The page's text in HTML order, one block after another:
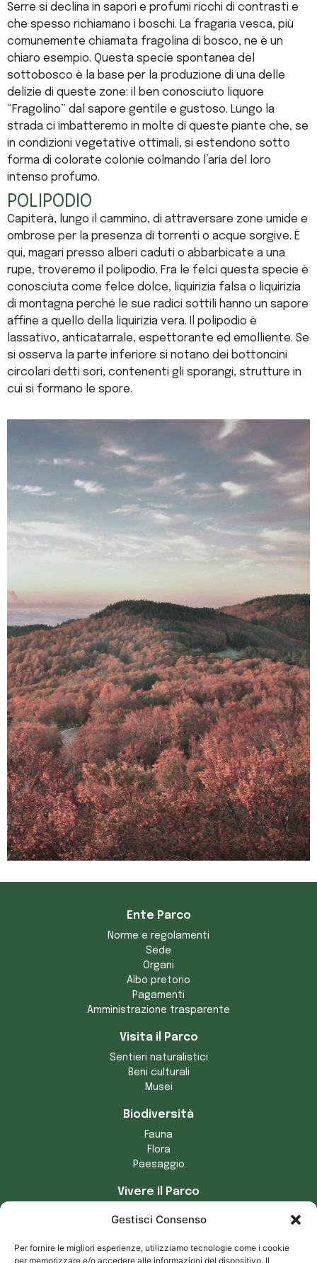
Gestisci Consenso
Per fornire le migliori esperienze, utilizziamo tecnologie come i cookie
per memorizzare e/o accedere alle informazioni del dispositivo. Il
Serre si declina in sapori e profumi ricchi di contrasti e
che spesso richiamano i boschi. La fragaria vesca, più
comunemente chiamata fragolina di bosco, ne è un
chiaro esempio. Questa specie spontanea del
sottobosco è la base per la produzione di una delle
delizie di queste zone: il ben conosciuto liquore
“Fragolino” dal sapore gentile e gustoso. Lungo la
strada ci imbatteremo in molte di queste piante che, se
in condizioni vegetative ottimali, si estendono sotto
forma di colorate colonie colmando l’aria del loro
intenso profumo.
POLIPODIO
Capiterà, lungo il cammino, di attraversare zone umide e
ombrose per la presenza di torrenti o acque sorgive. È
qui, magari presso alberi caduti o abbarbicate a una
rupe, troveremo il polipodio. Fra le felci questa specie è
conosciuta come felce dolce, liquirizia falsa o liquirizia
di montagna perché le sue radici sottili hanno un sapore
affine a quello della liquirizia vera. Il polipodio è
lassativo, anticatarrale, espettorante ed emolliente. Se
si osserva la parte inferiore si notano dei bottoncini
circolari detti sori, contenenti gli sporangi, strutture in
cui si formano le spore.
Ente Parco
Norme e regolamenti
Sede
Organi
Albo pretorio
Pagamenti
Amministrazione trasparente
Visita il Parco
Sentieri naturalistici
Beni culturali
Musei
Biodiversità
Fauna
Flora
Paesaggio
Vivere Il Parco
Comuni del parco
Prodotti tipici